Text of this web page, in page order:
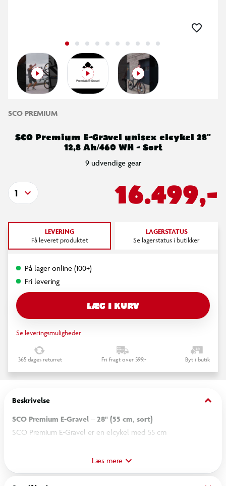
SCO PREMIUM
SCO Premium E-Gravel unisex elcykel 28"
12,8 Ah/460 WH - Sort
9 udvendige gear
16.499,-
1
LEVERING
Få leveret produktet
LAGERSTATUS
Se lagerstatus i butikker
På lager online (100+)
Fri levering
LÆG I KURV
Se leveringsmuligheder
365 dages returret Fri fragt over 599,- Byt i butik
Beskrivelse keyboard_arrow_down
SCO Premium E-Gravel – 28" (55 cm, sort)
SCO Premium E-Gravel er en elcykel med 55 cm
velegnede til både kørsel på faste underlag og stier. Cyklen er
udstyret med 9 udvendige Shimano Cues-gear, der skiftes via
Læs mere